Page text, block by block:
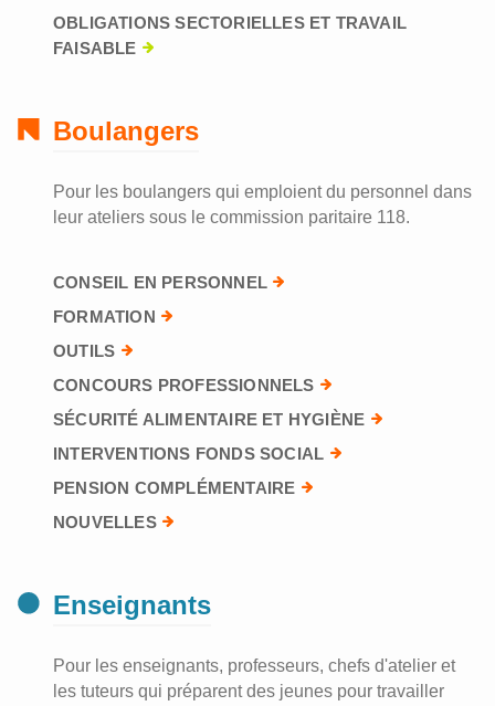
OBLIGATIONS SECTORIELLES ET TRAVAIL
FAISABLE
Boulangers
Pour les boulangers qui emploient du personnel dans
leur ateliers sous le commission paritaire 118.
CONSEIL EN PERSONNEL
FORMATION
OUTILS
CONCOURS PROFESSIONNELS
SÉCURITÉ ALIMENTAIRE ET HYGIÈNE
INTERVENTIONS FONDS SOCIAL
PENSION COMPLÉMENTAIRE
NOUVELLES
Enseignants
Pour les enseignants, professeurs, chefs d'atelier et
les tuteurs qui préparent des jeunes pour travailler